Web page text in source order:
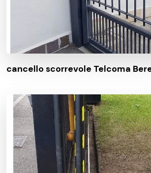
cancello scorrevole Telcoma